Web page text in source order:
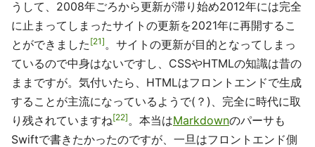
うして、2008年ごろから更新が滞り始め2012年には完全
に止まってしまったサイトの更新を2021年に再開するこ
とができました 21 。サイトの更新が目的となってしまっ
ているので中身はないですし、CSSやHTMLの知識は昔の
ままですが。気付いたら、HTMLはフロントエンドで生成
することが主流になっているようで(？)、完全に時代に取
り残されていますね 22 。本当はMarkdownのパーサも
Swiftで書きたかったのですが、一旦はフロントエンド側